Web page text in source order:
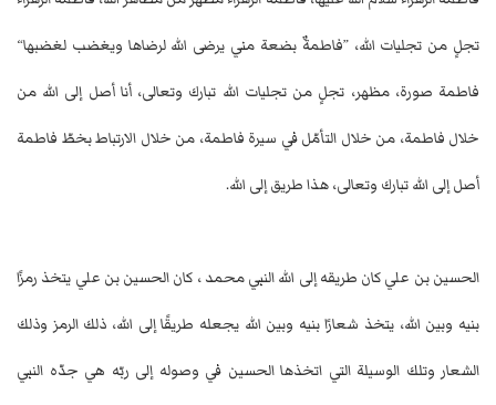
تجلٍ من تجليات الله، ”فاطمةٌ بضعة مني يرضى الله لرضاها ويغضب لغضبها“
فاطمة صورة، مظهر، تجلٍ من تجليات الله تبارك وتعالى، أنا أصل إلى الله من
خلال فاطمة، من خلال التأمّل في سيرة فاطمة، من خلال الارتباط بخطّ فاطمة
أصل إلى الله تبارك وتعالى، هذا طريق إلى الله.
الحسين بن علي كان طريقه إلى الله النبي محمد ، كان الحسين بن علي يتخذ رمزًا
بنيه وبين الله، يتخذ شعارًا بنيه وبين الله يجعله طريقًا إلى الله، ذلك الرمز وذلك
الشعار وتلك الوسيلة التي اتخذها الحسين في وصوله إلى ربّه هي جدّه النبي